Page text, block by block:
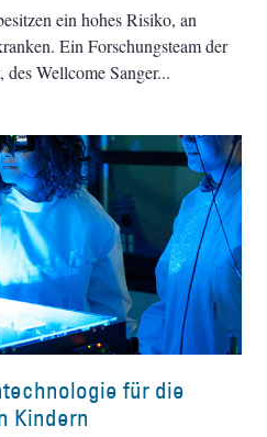
ein hohes Risiko, an
Ein Forschungsteam der
Wellcome Sanger
für die
Kindern